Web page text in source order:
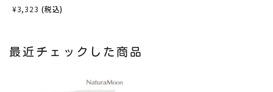
¥3,323 (税込)
最近チェックした商品